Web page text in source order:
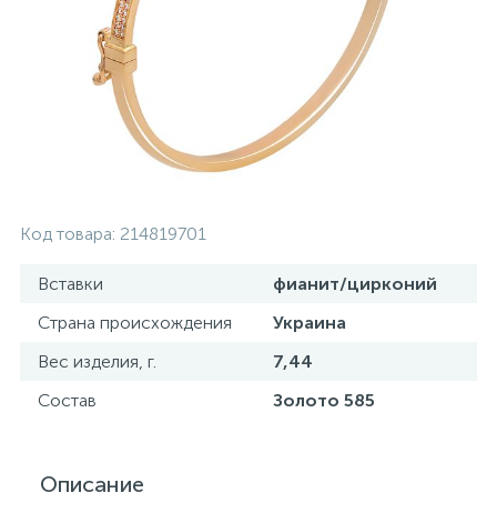
Код товара: 214819701
Вставки
фианит/цирконий
Страна происхождения
Украина
Вес изделия, г.
7,44
Состав
Золото 585
Описание
Серебряные колье
Серебряные цепочки